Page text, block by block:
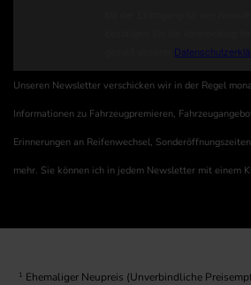
Unseren Newsletter verschicken wir in der Regel
Informationen zu Fahrzeugpremieren,
Erinnerungen an Reifenwechsel,
mehr. Sie können ich in jedem Newsletter mit einem
1 Ehemaliger Neupreis (Unverbindliche